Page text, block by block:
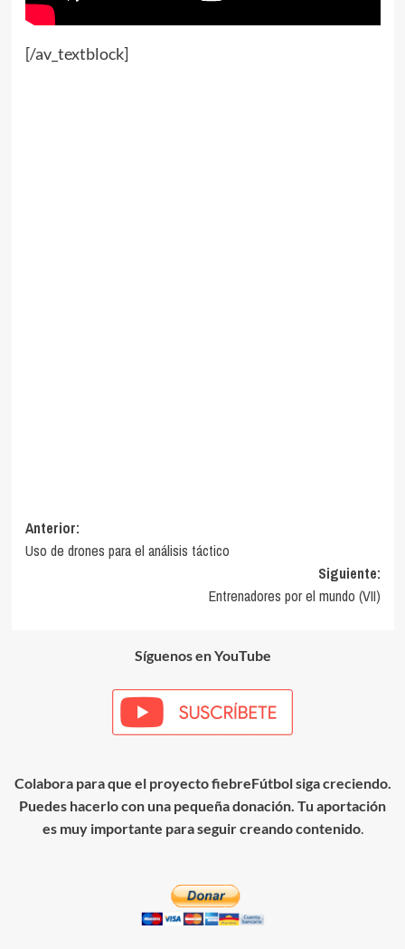
[/av_textblock]
Navegación
de
Anterior:
Uso de drones para el análisis táctico
Siguiente:
Entrenadores por el mundo (VII)
Síguenos en YouTube
Colabora para que el proyecto fiebreFútbol siga creciendo.
Puedes hacerlo con una pequeña donación. Tu aportación
es muy importante para seguir creando contenido.